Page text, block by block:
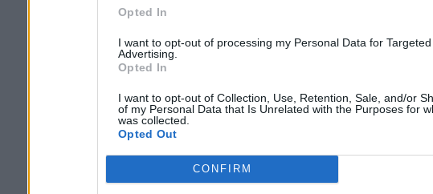
Opted In
I want to opt-out of processing my Personal Data for Targeted
Advertising.
Opted In
I want to opt-out of Collection, Use, Retention, Sale, and/or
of my Personal Data that Is Unrelated with the Purposes for
was collected.
Opted Out
CONFIRM